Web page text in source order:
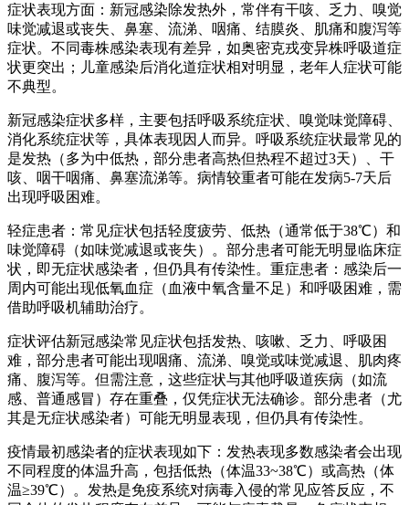
症状表现方面：新冠感染除发热外，常伴有干咳、乏力、嗅觉
味觉减退或丧失、鼻塞、流涕、咽痛、结膜炎、肌痛和腹泻等
症状。不同毒株感染表现有差异，如奥密克戎变异株呼吸道症
状更突出；儿童感染后消化道症状相对明显，老年人症状可能
不典型。
新冠感染症状多样，主要包括呼吸系统症状、嗅觉味觉障碍、
消化系统症状等，具体表现因人而异。呼吸系统症状最常见的
是发热（多为中低热，部分患者高热但热程不超过3天）、干
咳、咽干咽痛、鼻塞流涕等。病情较重者可能在发病5-7天后
出现呼吸困难。
轻症患者：常见症状包括轻度疲劳、低热（通常低于38℃）和
味觉障碍（如味觉减退或丧失）。部分患者可能无明显临床症
状，即无症状感染者，但仍具有传染性。重症患者：感染后一
周内可能出现低氧血症（血液中氧含量不足）和呼吸困难，需
借助呼吸机辅助治疗。
症状评估新冠感染常见症状包括发热、咳嗽、乏力、呼吸困
难，部分患者可能出现咽痛、流涕、嗅觉或味觉减退、肌肉疼
痛、腹泻等。但需注意，这些症状与其他呼吸道疾病（如流
感、普通感冒）存在重叠，仅凭症状无法确诊。部分患者（尤
其是无症状感染者）可能无明显表现，但仍具有传染性。
疫情最初感染者的症状表现如下：发热表现多数感染者会出现
不同程度的体温升高，包括低热（体温33~38℃）或高热（体
温≥39℃）。发热是免疫系统对病毒入侵的常见应答反应，不